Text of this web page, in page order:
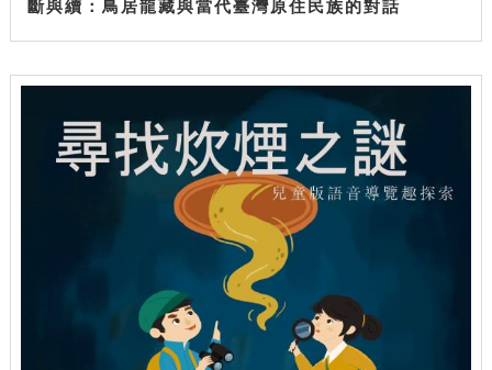
斷與續：鳥居龍藏與當代臺灣原住民族的對話